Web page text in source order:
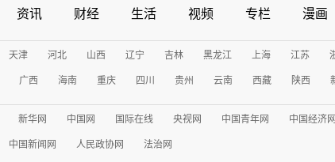
资讯 财经 生活 视频 专栏 漫画
天津 河北 山西 辽宁 吉林 黑龙江 上海 江苏
广西 海南 重庆 四川 贵州 云南 西藏 陕西
新华网 中国网 国际在线 央视网 中国青年网 中国经济网
中国新闻网 人民政协网 法治网